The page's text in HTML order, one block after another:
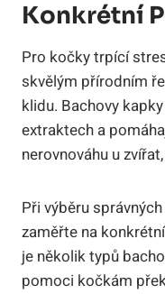
Konkrétní
Pro kočky trpící
skvělým přírodním
klidu. Bachovy
extraktech a
nerovnováhu u
Při výběru
zaměřte na
je několik typů
pomoci kočkám